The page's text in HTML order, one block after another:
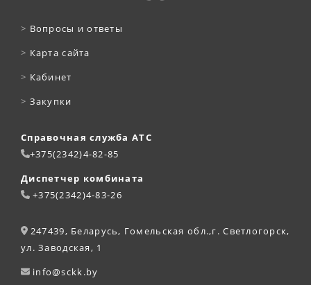
> Вопросы и ответы
> Карта сайта
> Кабинет
> Закупки
Справочная служба АТС
+375(2342)4-82-85
Диспетчер комбината
+375(2342)4-83-26
247439, Беларусь, Гомельская обл.,г. Светлогорск,
ул. Заводская, 1
info@sckk.by